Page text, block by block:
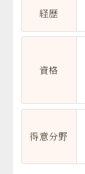
経歴
資格
得意分野